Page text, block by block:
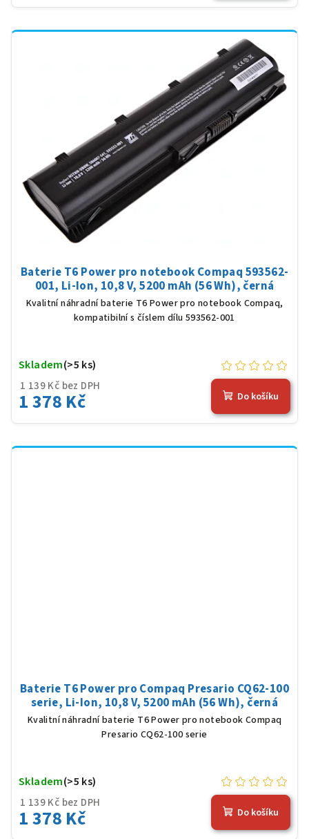
Baterie T6 Power pro notebook Compaq 593562-
001, Li-Ion, 10,8 V, 5200 mAh (56 Wh), černá
Kvalitní náhradní baterie T6 Power pro notebook Compaq,
kompatibilní s číslem dílu 593562-001
1 139 Kč bez DPH
1 378 Kč
Skladem(>5 ks)
Do košíku
Baterie T6 Power pro Compaq Presario CQ62-100
serie, Li-Ion, 10,8 V, 5200 mAh (56 Wh), černá
Kvalitní náhradní baterie T6 Power pro notebook Compaq
Presario CQ62-100 serie
1 139 Kč bez DPH
1 378 Kč
Skladem(>5 ks)
Do košíku